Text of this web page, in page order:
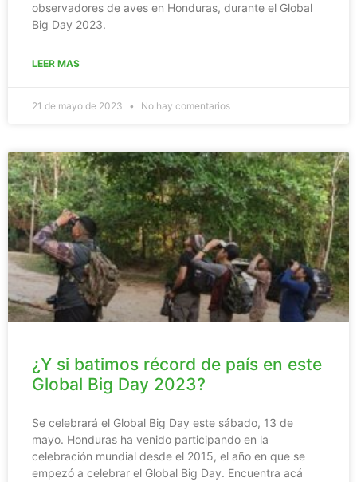
observadores de aves en Honduras, durante el Global
Big Day 2023.
LEER MAS
21 de mayo de 2023 No hay comentarios
¿Y si batimos récord de país en este
Global Big Day 2023?
Se celebrará el Global Big Day este sábado, 13 de
mayo. Honduras ha venido participando en la
celebración mundial desde el 2015, el año en que se
empezó a celebrar el Global Big Day. Encuentra acá